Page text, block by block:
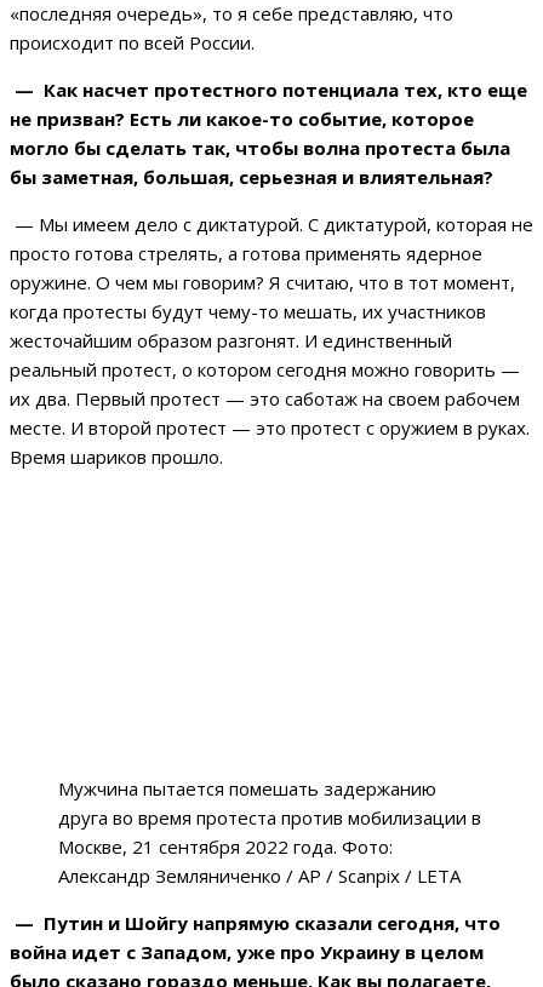
«последняя очередь», то я себе представляю, что
происходит по всей России.
— Как насчет протестного потенциала тех, кто еще
не призван? Есть ли какое-то событие, которое
могло бы сделать так, чтобы волна протеста была
бы заметная, большая, серьезная и влиятельная?
— Мы имеем дело с диктатурой. С диктатурой, которая не
просто готова стрелять, а готова применять ядерное
оружине. О чем мы говорим? Я считаю, что в тот момент,
когда протесты будут чему-то мешать, их участников
жесточайшим образом разгонят. И единственный
реальный протест, о котором сегодня можно говорить —
их два. Первый протест — это саботаж на своем рабочем
месте. И второй протест — это протест с оружием в руках.
Время шариков прошло.
Мужчина пытается помешать задержанию
друга во время протеста против мобилизации в
Москве, 21 сентября 2022 года. Фото:
Александр Земляниченко / AP / Scanpix / LETA
— Путин и Шойгу напрямую сказали сегодня, что
война идет с Западом, уже про Украину в целом
было сказано гораздо меньше. Как вы полагаете,